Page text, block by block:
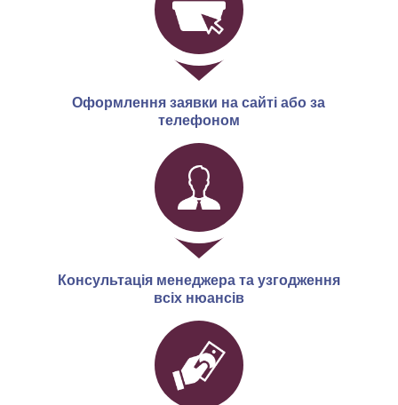
Оформлення заявки на сайті або за
телефоном
Консультація менеджера та узгодження
всіх нюансів